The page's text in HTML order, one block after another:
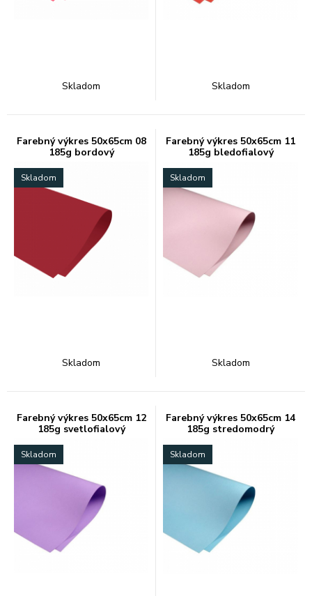
Skladom Skladom
Farebný výkres 50x65cm 08
185g bordový
Skladom
Skladom
Farebný výkres 50x65cm 11
185g bledofialový
Skladom
Skladom
Farebný výkres 50x65cm 12
185g svetlofialový
Skladom
Farebný výkres 50x65cm 14
185g stredomodrý
Skladom